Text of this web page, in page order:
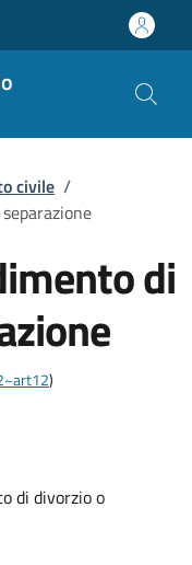
civile /
di
)
di divorzio o